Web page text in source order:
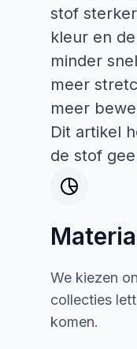
stof
kleur en
minder
meer
meer
Dit artikel
de stof
We kiezen
collecties
komen.